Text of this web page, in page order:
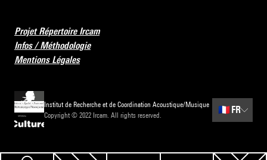
Projet Répertoire Ircam
Infos / Méthodologie
Mentions Légales
Institut de Recherche et de Coordination Acoustique/Musique
Copyright © 2022 Ircam. All rights reserved.
🇫🇷 FR